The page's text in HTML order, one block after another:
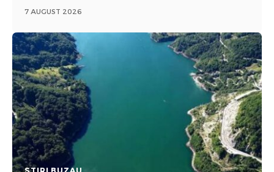
7 AUGUST 2026